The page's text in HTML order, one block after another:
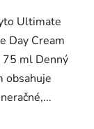
Ultimate
Day Cream
75 ml Denný
obsahuje